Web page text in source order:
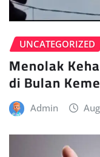
UNCATEGORIZED
Menolak
di Bulan
Admin